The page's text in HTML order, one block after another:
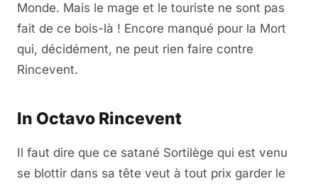
Monde. Mais le mage et le touriste ne sont pas
fait de ce bois-là ! Encore manqué pour la Mort
qui, décidément, ne peut rien faire contre
Rincevent.
In Octavo Rincevent
Il faut dire que ce satané Sortilège qui est venu
se blottir dans sa tête veut à tout prix garder le